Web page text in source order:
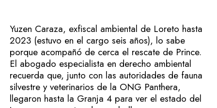
Yuzen Caraza, exfiscal ambiental de Loreto hasta
2023 (estuvo en el cargo seis años), lo sabe
porque acompañó de cerca el rescate de Prince.
El abogado especialista en derecho ambiental
recuerda que, junto con las autoridades de fauna
silvestre y veterinarios de la ONG Panthera,
llegaron hasta la Granja 4 para ver el estado del